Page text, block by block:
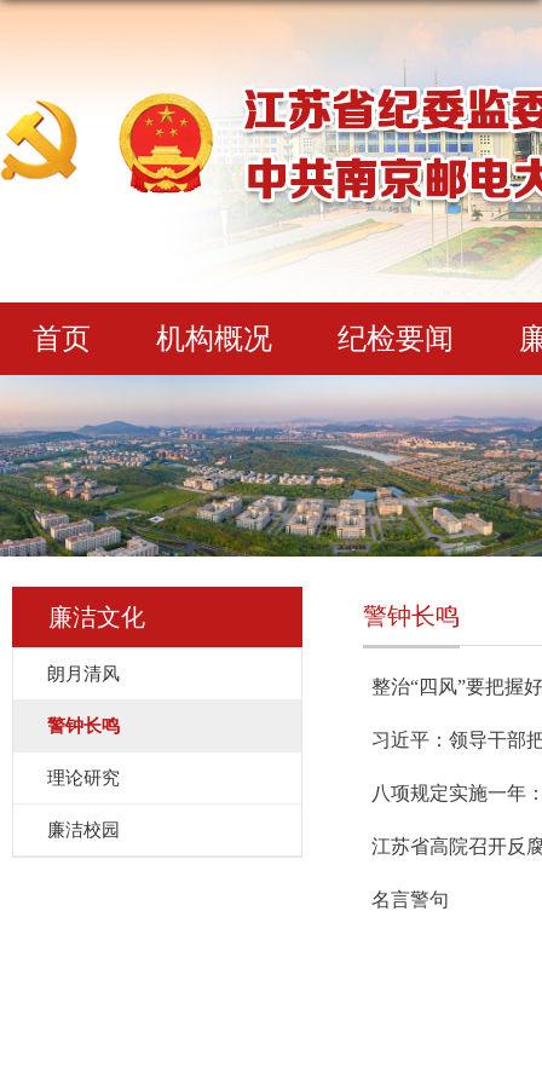
首页 机构概况 纪检要闻
廉洁文化
朗月清风
警钟长鸣
理论研究
廉洁校园
警钟长鸣
整治“四风”要把握
习近平：领导干部
八项规定实施一年
江苏省高院召开反
名言警句